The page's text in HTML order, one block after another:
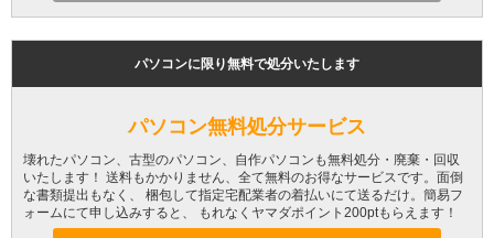
パソコンに限り無料で処分いたします
パソコン無料処分サービス
壊れたパソコン、古型のパソコン、自作パソコンも無料処分・廃棄・回収
いたします！ 送料もかかりません、全て無料のお得なサービスです。面倒
な書類提出もなく、 梱包して指定宅配業者の着払いにて送るだけ。簡易フ
ォームにて申し込みすると、 もれなくヤマダポイント200ptもらえます！